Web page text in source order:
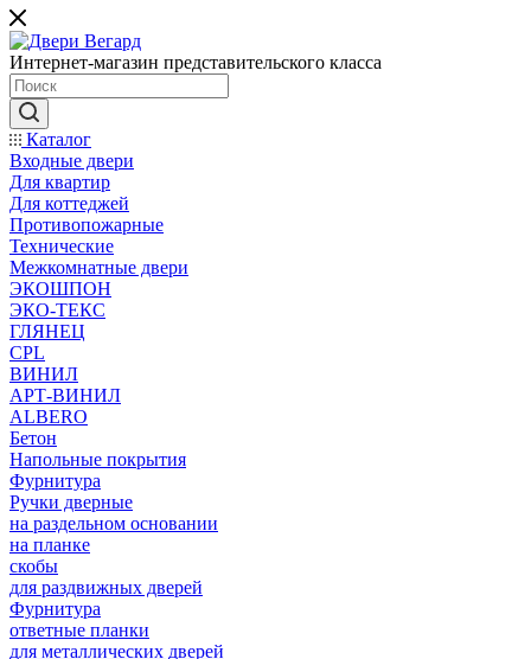
Интернет-магазин представительского класса
Каталог
Входные двери
Для квартир
Для коттеджей
Противопожарные
Технические
Межкомнатные двери
ЭКОШПОН
ЭКО-ТЕКС
ГЛЯНЕЦ
CPL
ВИНИЛ
АРТ-ВИНИЛ
ALBERO
Бетон
Напольные покрытия
Фурнитура
Ручки дверные
на раздельном основании
на планке
скобы
для раздвижных дверей
Фурнитура
ответные планки
для металлических дверей